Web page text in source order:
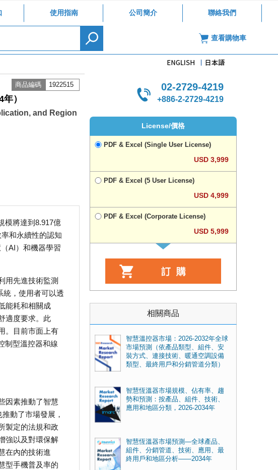
使用指南 公司簡介 聯絡我們
查看購物車
商品編碼 1922515
）
and Region
模將達到8.917億
和永續性的認知
AI）和機器學習
用先進技術監測
統，使用者可以透
能耗和相關成
適度要求。此
。目前市面上有
制型溫控器和線
因素推動了智慧
動了市場發展，
製定的法規和政
強以及對環保解
在內的技術進
型手機普及率的
02-2729-4219
+886-2-2729-4219
License/價格
PDF & Excel (Single User License)
USD 3,999
PDF & Excel (5 User License)
USD 4,999
PDF & Excel (Corporate License)
USD 5,999
相關商品
智慧溫控器市場：2026-2032年全球
市場預測（依產品類型、組件、安
裝方式、連接技術、暖通空調設備
類型、最終用戶和分銷管道分類）
智慧恆溫器市場規模、佔有率、趨
勢和預測：按產品、組件、技術、
應用和地區分類，2026-2034年
智慧恆溫器市場預測—全球產品、
組件、分銷管道、技術、應用、最
終用戶和地區分析——2034年